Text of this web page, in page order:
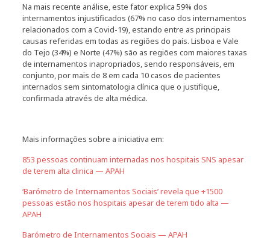
Na mais recente análise, este fator explica 59% dos
internamentos injustificados (67% no caso dos internamentos
relacionados com a Covid-19), estando entre as principais
causas referidas em todas as regiões do país. Lisboa e Vale
do Tejo (34%) e Norte (47%) são as regiões com maiores taxas
de internamentos inapropriados, sendo responsáveis, em
conjunto, por mais de 8 em cada 10 casos de pacientes
internados sem sintomatologia clínica que o justifique,
confirmada através de alta médica.
Mais informações sobre a iniciativa em:
853 pessoas continuam internadas nos hospitais SNS apesar
de terem alta clinica — APAH
‘Barómetro de Internamentos Sociais’ revela que +1500
pessoas estão nos hospitais apesar de terem tido alta —
APAH
Barómetro de Internamentos Sociais — APAH